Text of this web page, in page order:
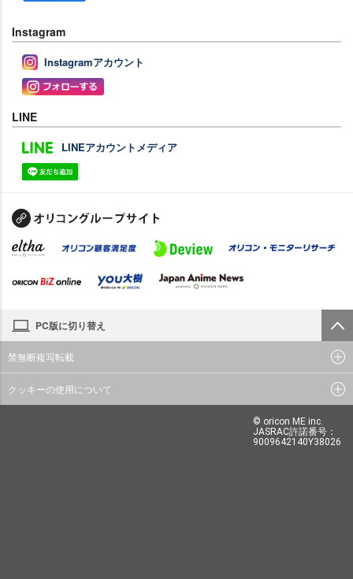
Instagram
Instagramアカウント
LINE
LINEアカウントメディア
PC版に切り替え
禁無断複写転載
クッキーの使用について
© oricon ME inc.
JASRAC許諾番号：
9009642140Y38026